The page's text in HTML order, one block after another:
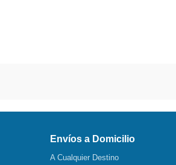
Envíos a Domicilio
A Cualquier Destino